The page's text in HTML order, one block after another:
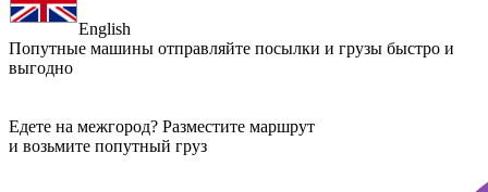
English
Попутные машины отправляйте посылки и грузы быстро и
выгодно
Едете на межгород? Разместите маршрут
и возьмите попутный груз